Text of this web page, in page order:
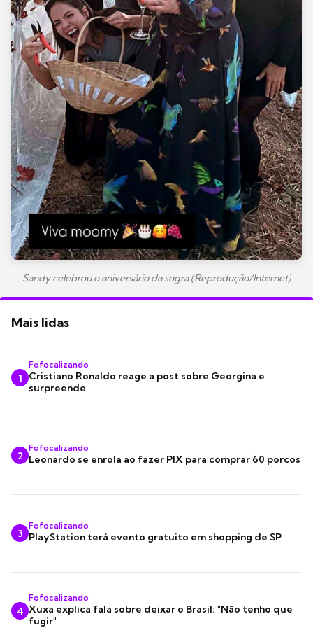
Sandy celebrou o aniversário da sogra (Reprodução/Internet)
Mais lidas
1
Fofocalizando
Cristiano Ronaldo reage a post sobre Georgina e
surpreende
2
Fofocalizando
Leonardo se enrola ao fazer PIX para comprar 60 porcos
3
Fofocalizando
PlayStation terá evento gratuito em shopping de SP
4
Fofocalizando
Xuxa explica fala sobre deixar o Brasil: "Não tenho que
fugir"